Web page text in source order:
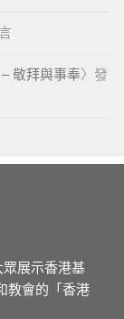
敬拜與事奉〉發
眾展示香港基
教會的「香港